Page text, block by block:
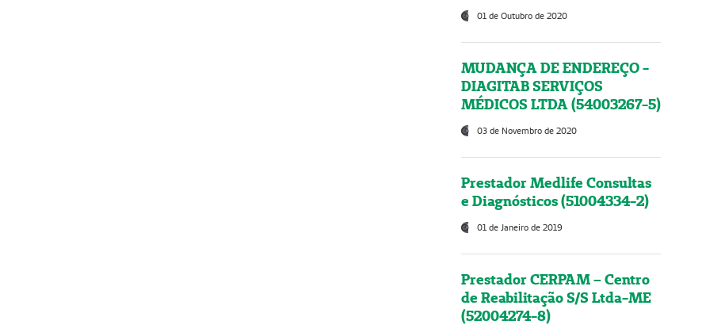
01 de Outubro de 2020
MUDANÇA DE ENDEREÇO -
DIAGITAB SERVIÇOS
MÉDICOS LTDA (54003267-5)
03 de Novembro de 2020
Prestador Medlife Consultas
e Diagnósticos (51004334-2)
01 de Janeiro de 2019
Prestador CERPAM – Centro
de Reabilitação S/S Ltda-ME
(52004274-8)